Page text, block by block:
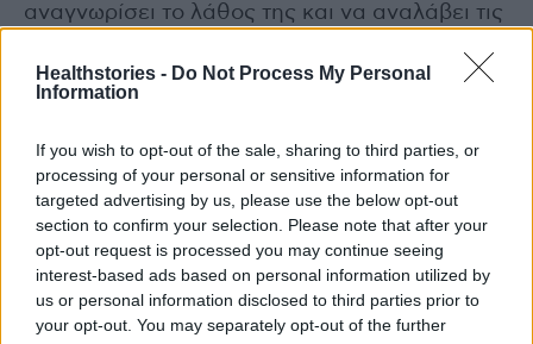
Healthstories - Do Not Process My Personal
Information
If you wish to opt-out of the sale, sharing to third parties, or
processing of your personal or sensitive information for
targeted advertising by us, please use the below opt-out
section to confirm your selection. Please note that after your
opt-out request is processed you may continue seeing
interest-based ads based on personal information utilized by
us or personal information disclosed to third parties prior to
your opt-out. You may separately opt-out of the further
αναγνωρίσει το λάθος της και να αναλάβει τις
του”.
Διαβάστε επίσης
Ψυχιατρικό τμήμα γυναικών κρατουμένων
ιδρύεται στον Ελαιώνα